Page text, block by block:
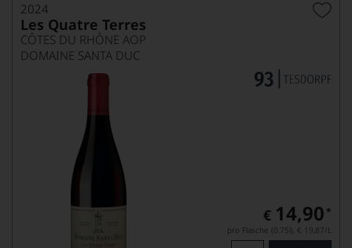
2024
Les Quatre Terres
CÔTES DU RHÔNE AOP
DOMAINE SANTA DUC
€ 14,90 *
pro Flasche (0.75l), € 19,87/L